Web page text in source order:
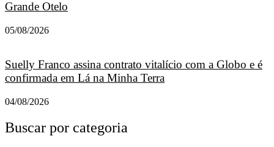
Grande Otelo
05/08/2026
Suelly Franco assina contrato vitalício com a Globo e é
confirmada em Lá na Minha Terra
04/08/2026
Buscar por categoria